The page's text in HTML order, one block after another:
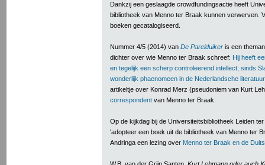
Dankzij een geslaagde crowdfundingsactie heeft
bibliotheek van Menno ter Braak kunnen verwerven.
boeken gecatalogiseerd.
Nummer 4/5 (2014) van De Parelduiker is een
dichter over wie Menno ter Braak schreef: Hij heeft
en tegelijk een scherp controleerend intellect; sinds
wonderlijk phaenomeen in de Nederlandsche
artikeltje over Konrad Merz (pseudoniem van Kurt
correspondent van Menno ter Braak.
Op de kijkdag bij de Universiteitsbibliotheek Leiden
'adopteer een boek uit de bibliotheek van Menno ter
Andringa een lezing over Menno ter Braak en de